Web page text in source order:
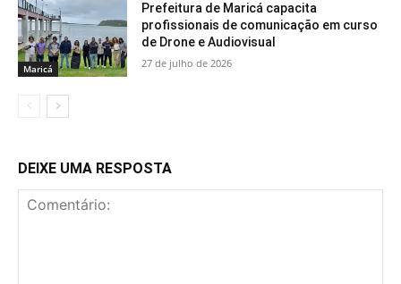
Maricá
Prefeitura de Maricá capacita
profissionais de comunicação em curso
de Drone e Audiovisual
27 de julho de 2026
DEIXE UMA RESPOSTA